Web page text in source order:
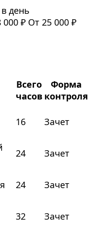
день
000 ₽ От 25 000 ₽
Всего
часов
Форма
контроля
16 Зачет
24 Зачет
24 Зачет
32 Зачет